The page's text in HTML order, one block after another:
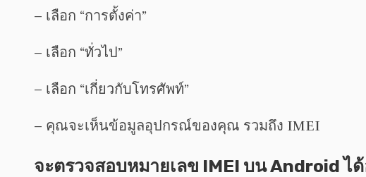
– เลือก “การตั้งค่า”
– เลือก “ทั่วไป”
– เลือก “เกี่ยวกับโทรศัพท์”
– คุณจะเห็นข้อมูลอุปกรณ์ของคุณ รวมถึง IMEI
จะตรวจสอบหมายเลข IMEI บน Android ได้